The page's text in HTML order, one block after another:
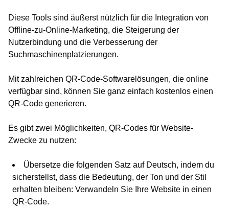
Diese Tools sind äußerst nützlich für die Integration von
Offline-zu-Online-Marketing, die Steigerung der
Nutzerbindung und die Verbesserung der
Suchmaschinenplatzierungen.
Mit zahlreichen QR-Code-Softwarelösungen, die online
verfügbar sind, können Sie ganz einfach kostenlos einen
QR-Code generieren.
Es gibt zwei Möglichkeiten, QR-Codes für Website-
Zwecke zu nutzen:
Übersetze die folgenden Satz auf Deutsch, indem du
sicherstellst, dass die Bedeutung, der Ton und der Stil
erhalten bleiben: Verwandeln Sie Ihre Website in einen
QR-Code.